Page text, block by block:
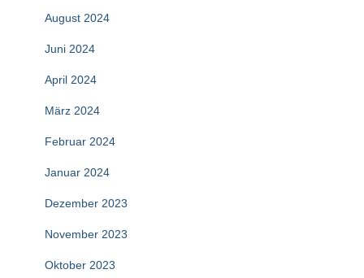
August 2024
Juni 2024
April 2024
März 2024
Februar 2024
Januar 2024
Dezember 2023
November 2023
Oktober 2023